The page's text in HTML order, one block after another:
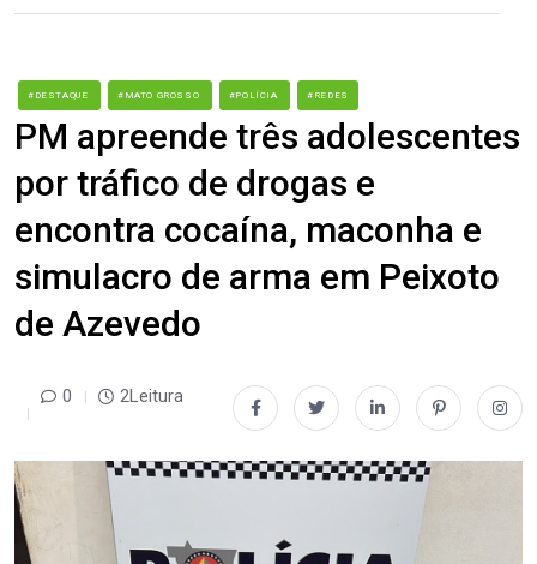
#DESTAQUE #MATO GROSSO #POLÍCIA #REDES
PM apreende três adolescentes
por tráfico de drogas e
encontra cocaína, maconha e
simulacro de arma em Peixoto
de Azevedo
0 2Leitura